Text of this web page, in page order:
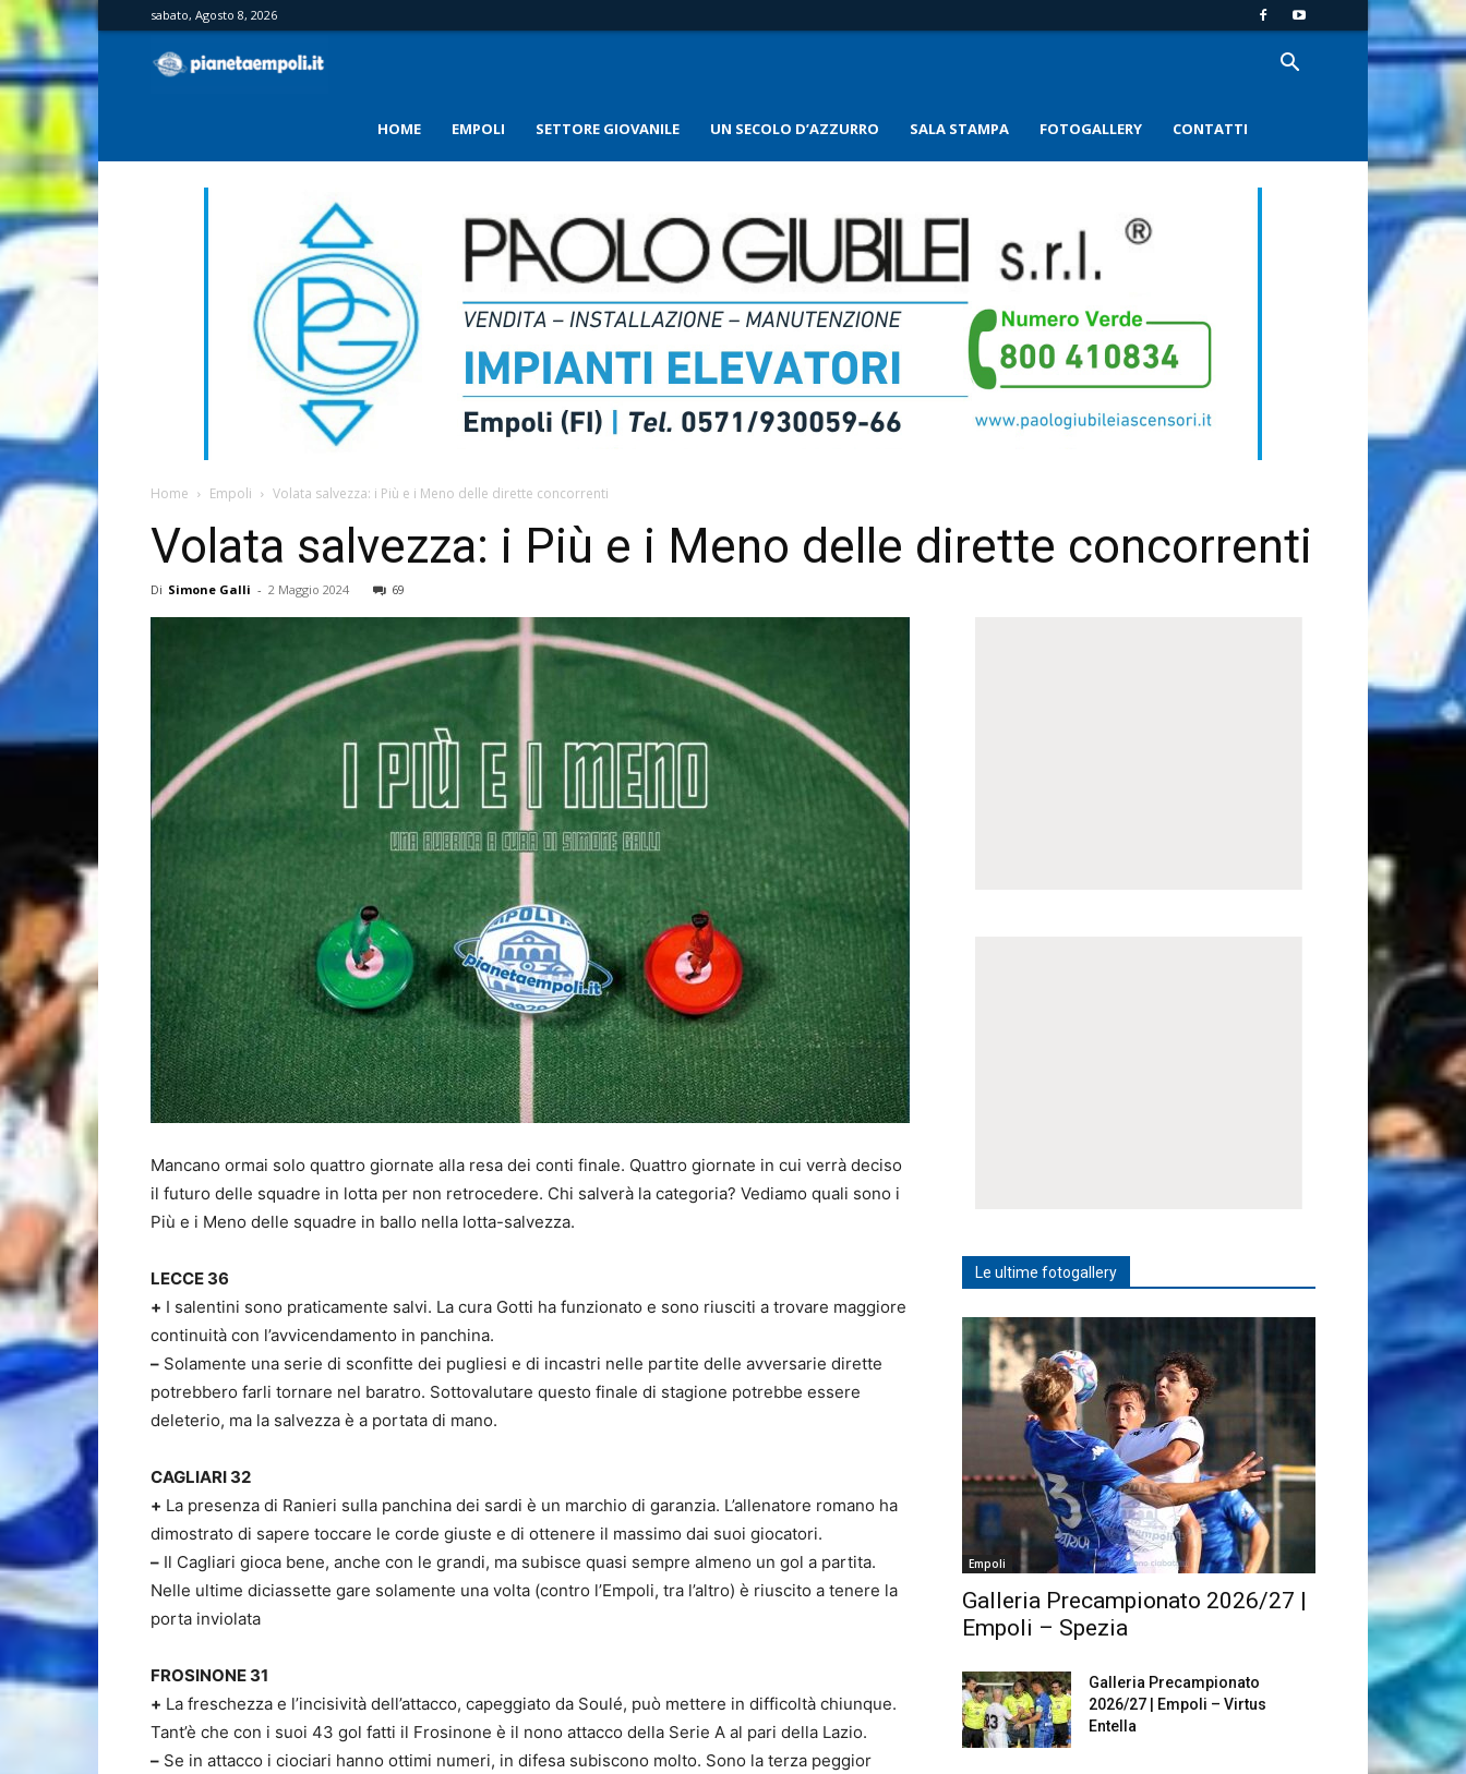
sabato, Agosto 8, 2026
HOME EMPOLI SETTORE GIOVANILE UN SECOLO D’AZZURRO SALA STAMPA FOTOGALLERY CONTATTI
Home Empoli Volata salvezza: i Più e i Meno delle dirette concorrenti
Volata salvezza: i Più e i Meno delle dirette concorrenti
Di Simone Galli - 2 Maggio 2024 69
Mancano ormai solo quattro giornate alla resa dei conti finale. Quattro giornate in cui verrà deciso
il futuro delle squadre in lotta per non retrocedere. Chi salverà la categoria? Vediamo quali sono i
Più e i Meno delle squadre in ballo nella lotta-salvezza.
LECCE 36
+ I salentini sono praticamente salvi. La cura Gotti ha funzionato e sono riusciti a trovare maggiore
continuità con l’avvicendamento in panchina.
– Solamente una serie di sconfitte dei pugliesi e di incastri nelle partite delle avversarie dirette
potrebbero farli tornare nel baratro. Sottovalutare questo finale di stagione potrebbe essere
deleterio, ma la salvezza è a portata di mano.
CAGLIARI 32
+ La presenza di Ranieri sulla panchina dei sardi è un marchio di garanzia. L’allenatore romano ha
dimostrato di sapere toccare le corde giuste e di ottenere il massimo dai suoi giocatori.
– Il Cagliari gioca bene, anche con le grandi, ma subisce quasi sempre almeno un gol a partita.
Nelle ultime diciassette gare solamente una volta (contro l’Empoli, tra l’altro) è riuscito a tenere la
porta inviolata
FROSINONE 31
+ La freschezza e l’incisività dell’attacco, capeggiato da Soulé, può mettere in difficoltà chiunque.
Tant’è che con i suoi 43 gol fatti il Frosinone è il nono attacco della Serie A al pari della Lazio.
– Se in attacco i ciociari hanno ottimi numeri, in difesa subiscono molto. Sono la terza peggior
Le ultime fotogallery
Empoli
Galleria Precampionato 2026/27 |
Empoli – Spezia
Galleria Precampionato
2026/27 | Empoli – Virtus
Entella